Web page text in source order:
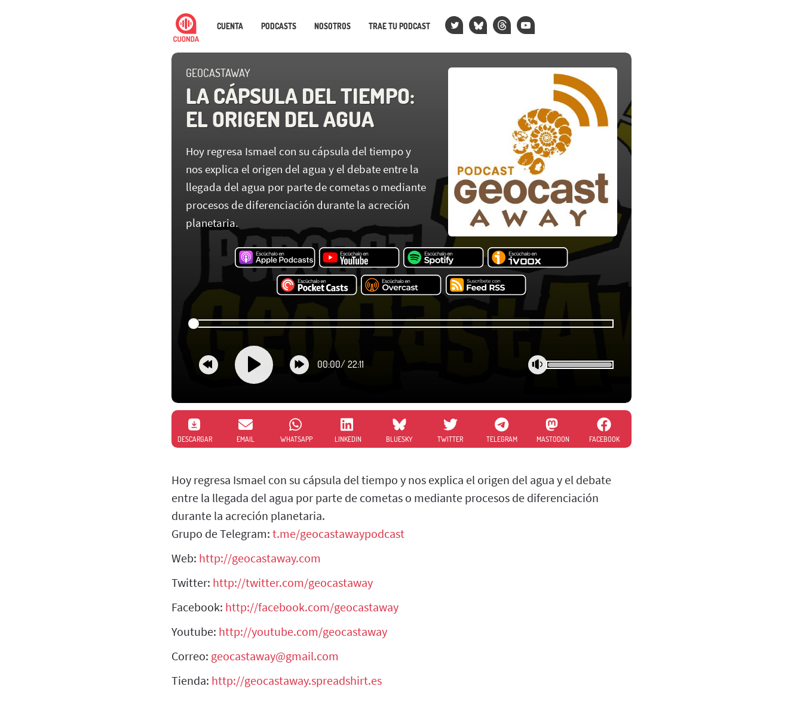
CUENTA PODCASTS NOSOTROS TRAE TU PODCAST
GEOCASTAWAY
LA CÁPSULA DEL TIEMPO:
EL ORIGEN DEL AGUA
Hoy regresa Ismael con su cápsula del tiempo y
nos explica el origen del agua y el debate entre la
llegada del agua por parte de cometas o mediante
procesos de diferenciación durante la acreción
planetaria.
00:00/ 22:11
DESCARGAR EMAIL WHATSAPP LINKEDIN BLUESKY TWITTER TELEGRAM MASTODON FACEBOOK
Hoy regresa Ismael con su cápsula del tiempo y nos explica el origen del agua y el debate
entre la llegada del agua por parte de cometas o mediante procesos de diferenciación
durante la acreción planetaria.
Grupo de Telegram: t.me/geocastawaypodcast
Web: http://geocastaway.com
Twitter: http://twitter.com/geocastaway
Facebook: http://facebook.com/geocastaway
Youtube: http://youtube.com/geocastaway
Correo: geocastaway@gmail.com
Tienda: http://geocastaway.spreadshirt.es